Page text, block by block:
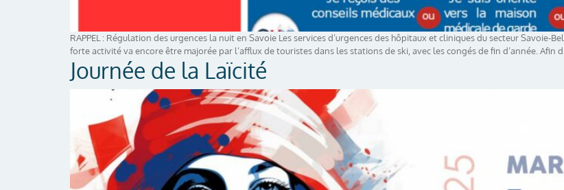
RAPPEL : Régulation des urgences la nuit en Savoie Les services d’urgences des hôpitaux et cliniques du secteur
forte activité va encore être majorée par l’afflux de touristes dans les stations de ski, avec les congés de fin d’année. Afin
Journée de la Laïcité